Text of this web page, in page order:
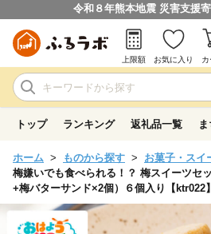
令和８年熊本地震 災害支援
上限額 お気に入り カ
トップ ランキング 返礼品一覧
ホーム ものから探す
お菓子・スイ
梅嫌いでも食べられる！？ 梅スイーツセ
+梅バターサンド×2個）６個入り【ktr022】